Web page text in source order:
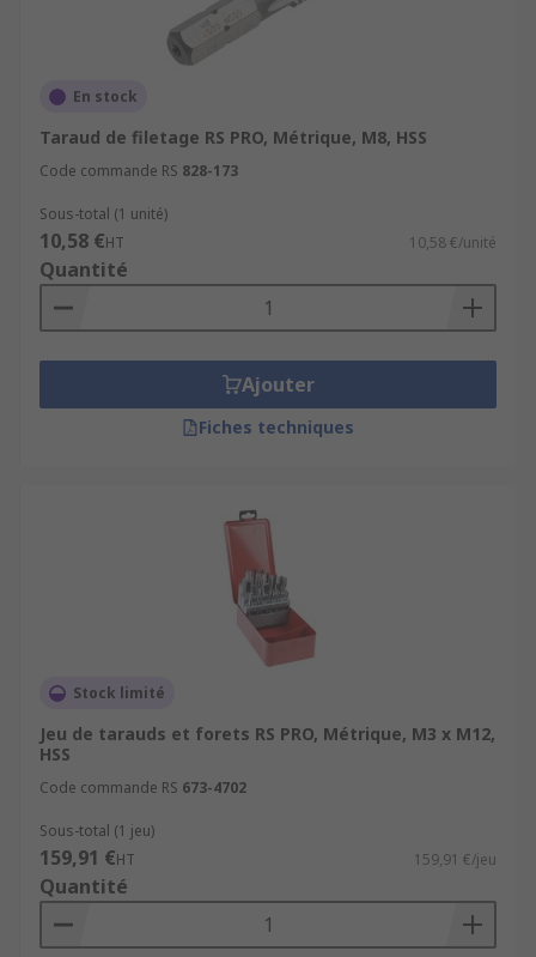
En stock
Taraud de filetage RS PRO, Métrique, M8, HSS
Code commande RS 828-173
Sous-total (1 unité)
10,58 €HT 10,58 €/unité
Quantité
Ajouter
Fiches techniques
Stock limité
Jeu de tarauds et forets RS PRO, Métrique, M3 x M12,
HSS
Code commande RS 673-4702
Sous-total (1 jeu)
159,91 €HT 159,91 €/jeu
Quantité